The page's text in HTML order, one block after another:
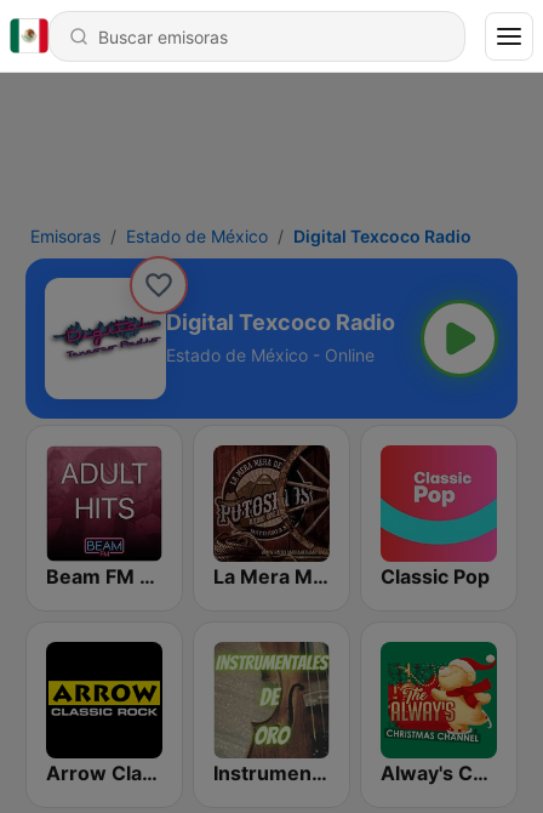
Emisoras Estado de México Digital Texcoco Radio
Digital Texcoco Radio
Estado de México - Online
Beam FM - Adult Hits La Mera Mera de Matehuala Classic Pop
Arrow Classic Rock Instrumentales de Oro Radio Alway's Christmas Channel